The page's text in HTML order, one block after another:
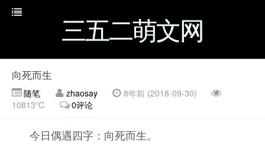
三五二萌文网
向死而生
随笔 zhaosay
8年前 (2018-09-30)
10813℃
0评论
今日偶遇四字：向死而生。